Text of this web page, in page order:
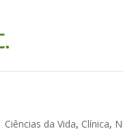
Ciências da Vida, Clínica,